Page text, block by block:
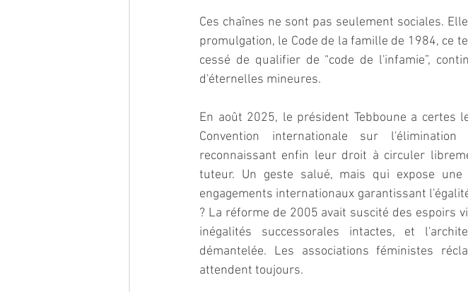
Ces chaînes ne sont pas seulement sociales.
promulgation, le Code de la famille de 1984, ce
cessé de qualifier de “code de l'infamie”,
d'éternelles mineures.
En août 2025, le président Tebboune a certes
Convention internationale sur
reconnaissant enfin leur droit à circuler
tuteur. Un geste salué, mais qui expose
engagements internationaux garantissant
? La réforme de 2005 avait suscité des espoirs
inégalités successorales intactes, et
démantelée. Les associations féministes
attendent toujours.